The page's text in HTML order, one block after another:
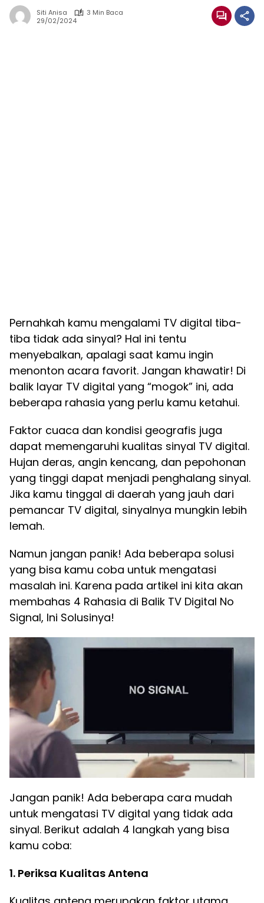
Siti Anisa
3 Min Baca
29/02/2024
Pernahkah kamu mengalami TV digital tiba-
tiba tidak ada sinyal? Hal ini tentu
menyebalkan, apalagi saat kamu ingin
menonton acara favorit. Jangan khawatir! Di
balik layar TV digital yang “mogok” ini, ada
beberapa rahasia yang perlu kamu ketahui.
Faktor cuaca dan kondisi geografis juga
dapat memengaruhi kualitas sinyal TV digital.
Hujan deras, angin kencang, dan pepohonan
yang tinggi dapat menjadi penghalang sinyal.
Jika kamu tinggal di daerah yang jauh dari
pemancar TV digital, sinyalnya mungkin lebih
lemah.
Namun jangan panik! Ada beberapa solusi
yang bisa kamu coba untuk mengatasi
masalah ini. Karena pada artikel ini kita akan
membahas 4 Rahasia di Balik TV Digital No
Signal, Ini Solusinya!
Jangan panik! Ada beberapa cara mudah
untuk mengatasi TV digital yang tidak ada
sinyal. Berikut adalah 4 langkah yang bisa
kamu coba:
1. Periksa Kualitas Antena